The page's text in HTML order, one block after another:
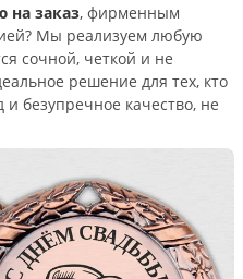
на заказ, фирменным
Мы реализуем любую
сочной, четкой и не
решение для тех, кто
безупречное качество, не